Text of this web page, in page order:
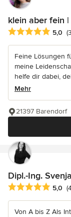
klein aber fein
Durchschnittliche
5,0
Feine Lösungen
meine
helfe dir dabei,
Mehr
21397 Barendorf
Dipl.-Ing.
Durchschnittliche
5,0
Von A bis Z Als